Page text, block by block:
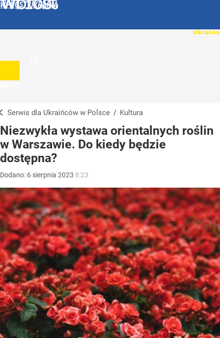
WPROST UKRAINA
UA
Serwis dla Ukraińców w Polsce / Kultura
Niezwykła wystawa orientalnych roślin
w Warszawie. Do kiedy będzie
dostępna?
Dodano: 6 sierpnia 2023 8:23